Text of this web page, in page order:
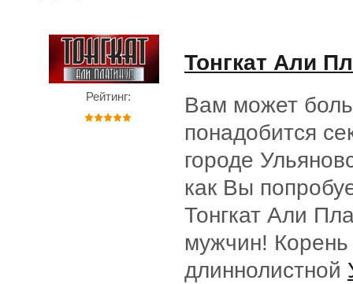
Рейтинг:
Тонгкат Али
Вам может
понадобится
городе
как Вы
Тонгкат Али
мужчин!
длиннолистной